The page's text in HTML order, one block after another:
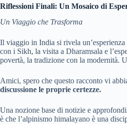
Riflessioni Finali: Un Mosaico di
Un Viaggio che Trasforma
Il viaggio in India si rivela
con i Sikh, la visita a Dharamsala e
povertà, la tradizione con la modernità.
Amici, spero che questo racconto vi
discussione le proprie certezze.
Una nozione base di notizie e
è che l’alpinismo himalayano è una